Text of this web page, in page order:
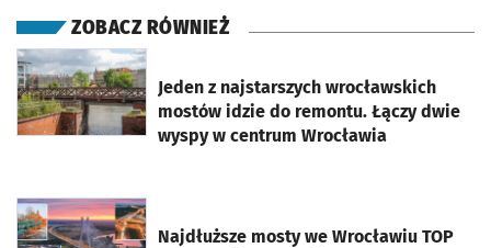
ZOBACZ RÓWNIEŻ
Jeden z najstarszych wrocławskich
mostów idzie do remontu. Łączy dwie
wyspy w centrum Wrocławia
otworzy się w nowej karcie
Najdłuższe mosty we Wrocławiu TOP
otworzy się w nowej karcie